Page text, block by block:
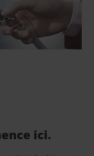
ici.